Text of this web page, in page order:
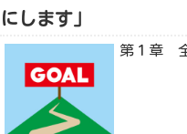
にします」
第１章